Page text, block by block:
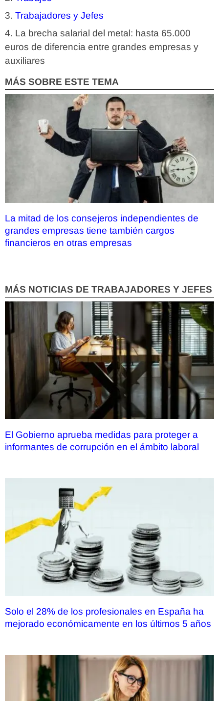
Trabajadores y Jefes
La brecha salarial del metal: hasta 65.000
euros de diferencia entre grandes empresas y
auxiliares
MÁS SOBRE ESTE TEMA
La mitad de los consejeros independientes de
grandes empresas tiene también cargos
financieros en otras empresas
MÁS NOTICIAS DE TRABAJADORES Y JEFES
El Gobierno aprueba medidas para proteger a
informantes de corrupción en el ámbito laboral
Solo el 28% de los profesionales en España ha
mejorado económicamente en los últimos 5 años